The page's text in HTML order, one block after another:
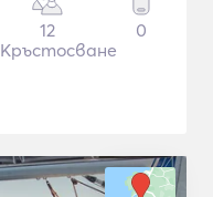
12
Кръстосване
0